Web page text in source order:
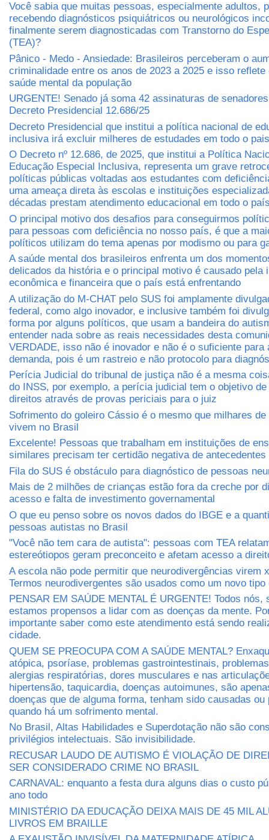
Você sabia que muitas pessoas, especialmente adultos,
recebendo diagnósticos psiquiátricos ou neurológicos
finalmente serem diagnosticadas com Transtorno do
(TEA)?
Pânico - Medo - Ansiedade: Brasileiros perceberam o
criminalidade entre os anos de 2023 a 2025 e isso reflete
saúde mental da população
URGENTE! Senado já soma 42 assinaturas de
Decreto Presidencial 12.686/25
Decreto Presidencial que institui a política nacional de
inclusiva irá excluir milheres de estudades em todo o pais
O Decreto nº 12.686, de 2025, que institui a Política
Educação Especial Inclusiva, representa um grave
políticas públicas voltadas aos estudantes com
uma ameaça direta às escolas e instituições
décadas prestam atendimento educacional em todo o
O principal motivo dos desafios para conseguirmos
para pessoas com deficiência no nosso país, é que a
políticos utilizam do tema apenas por modismo ou para
A saúde mental dos brasileiros enfrenta um dos
delicados da história e o principal motivo é causado pela
econômica e financeira que o país está enfrentando
A utilização do M-CHAT pelo SUS foi amplamente
federal, como algo inovador, e inclusive também foi
forma por alguns políticos, que usam a bandeira do
entender nada sobre as reais necessidades desta
VERDADE, isso não é inovador e não é o suficiente para
demanda, pois é um rastreio e não protocolo para
Perícia Judicial do tribunal de justiça não é a mesma
do INSS, por exemplo, a perícia judicial tem o objetivo
direitos através de provas periciais para o juiz
Sofrimento do goleiro Cássio é o mesmo que milhares
vivem no Brasil
Excelente! Pessoas que trabalham em instituições de
similares precisam ter certidão negativa de
Fila do SUS é obstáculo para diagnóstico de pessoas
Mais de 2 milhões de crianças estão fora da creche por
acesso e falta de investimento governamental
O que eu penso sobre os novos dados do IBGE e a
pessoas autistas no Brasil
"Você não tem cara de autista": pessoas com TEA
estereótiopos geram preconceito e afetam acesso a
A escola não pode permitir que neurodivergências virem
Termos neurodivergentes são usados como um novo tipo
PENSAR EM SAÚDE MENTAL É URGENTE! Todos nós,
estamos propensos a lidar com as doenças da mente.
importante saber como este atendimento está sendo
cidade.
QUEM SE PREOCUPA COM A SAÚDE MENTAL?
atópica, psoríase, problemas gastrointestinais,
alergias respiratórias, dores musculares e nas
hipertensão, taquicardia, doenças autoimunes, são
doenças que de alguma forma, tenham sido causadas ou
quando há um sofrimento mental.
No Brasil, Altas Habilidades e Superdotação não são
privilégios intelectuais. São invisibilidade.
RECUSAR LAUDO DE AUTISMO É VIOLAÇÃO DE
SER CONSIDERADO CRIME NO BRASIL
CARNAVAL: enquanto a festa dura alguns dias o custo
ano todo
MINISTÉRIO DA EDUCAÇÃO DEIXA MAIS DE 45 MIL
LIVROS EM BRAILLE